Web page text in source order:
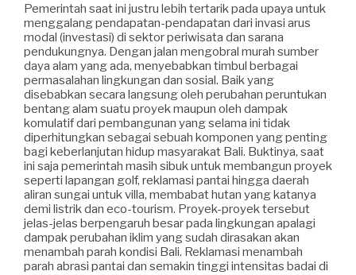
Pemerintah saat ini justru lebih tertarik pada upaya untuk
menggalang pendapatan-pendapatan dari invasi arus
modal (investasi) di sektor periwisata dan sarana
pendukungnya. Dengan jalan mengobral murah sumber
daya alam yang ada, menyebabkan timbul berbagai
permasalahan lingkungan dan sosial. Baik yang
disebabkan secara langsung oleh perubahan peruntukan
bentang alam suatu proyek maupun oleh dampak
komulatif dari pembangunan yang selama ini tidak
diperhitungkan sebagai sebuah komponen yang penting
bagi keberlanjutan hidup masyarakat Bali. Buktinya, saat
ini saja pemerintah masih sibuk untuk membangun proyek
seperti lapangan golf, reklamasi pantai hingga daerah
aliran sungai untuk villa, membabat hutan yang katanya
demi listrik dan eco-tourism. Proyek-proyek tersebut
jelas-jelas berpengaruh besar pada lingkungan apalagi
dampak perubahan iklim yang sudah dirasakan akan
menambah parah kondisi Bali. Reklamasi menambah
parah abrasi pantai dan semakin tinggi intensitas badai di